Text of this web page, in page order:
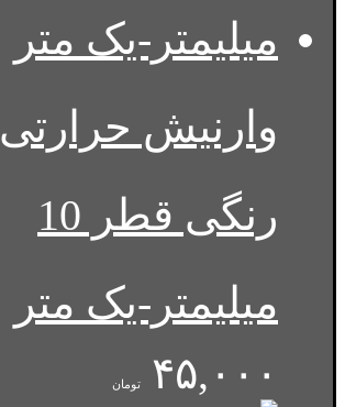
وارنیش حرارتی
رنگی قطر 10
میلیمتر-یک متر
۴۵,۰۰۰
تومان